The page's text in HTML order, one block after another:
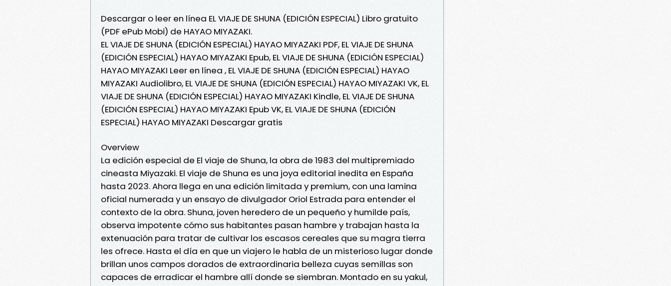
Descargar o leer en línea EL VIAJE DE SHUNA (EDICIÓN ESPECIAL) Libro gratuito
(PDF ePub Mobi) de HAYAO MIYAZAKI.
EL VIAJE DE SHUNA (EDICIÓN ESPECIAL) HAYAO MIYAZAKI PDF, EL VIAJE DE SHUNA
(EDICIÓN ESPECIAL) HAYAO MIYAZAKI Epub, EL VIAJE DE SHUNA (EDICIÓN ESPECIAL)
HAYAO MIYAZAKI Leer en línea , EL VIAJE DE SHUNA (EDICIÓN ESPECIAL) HAYAO
MIYAZAKI Audiolibro, EL VIAJE DE SHUNA (EDICIÓN ESPECIAL) HAYAO MIYAZAKI VK, EL
VIAJE DE SHUNA (EDICIÓN ESPECIAL) HAYAO MIYAZAKI Kindle, EL VIAJE DE SHUNA
(EDICIÓN ESPECIAL) HAYAO MIYAZAKI Epub VK, EL VIAJE DE SHUNA (EDICIÓN
ESPECIAL) HAYAO MIYAZAKI Descargar gratis
Overview
La edición especial de El viaje de Shuna, la obra de 1983 del multipremiado
cineasta Miyazaki. El viaje de Shuna es una joya editorial inedita en España
hasta 2023. Ahora llega en una edición limitada y premium, con una lamina
oficial numerada y un ensayo de divulgador Oriol Estrada para entender el
contexto de la obra. Shuna, joven heredero de un pequeño y humilde país,
observa impotente cómo sus habitantes pasan hambre y trabajan hasta la
extenuación para tratar de cultivar los escasos cereales que su magra tierra
les ofrece. Hasta el día en que un viajero le habla de un misterioso lugar donde
brillan unos campos dorados de extraordinaria belleza cuyas semillas son
capaces de erradicar el hambre allí donde se siembran. Montado en su yakul,